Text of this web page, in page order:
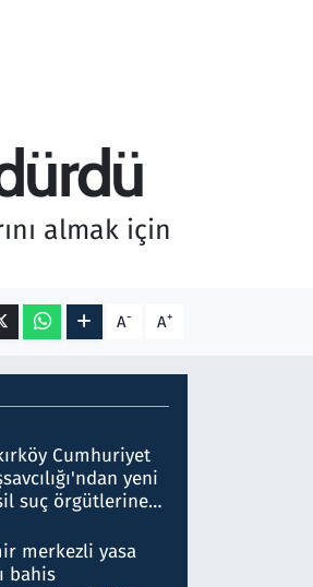
almak için
A- A+
Cumhuriyet
yeni
suç örgütlerine
gözaltı kararı
merkezli yasa
bahis